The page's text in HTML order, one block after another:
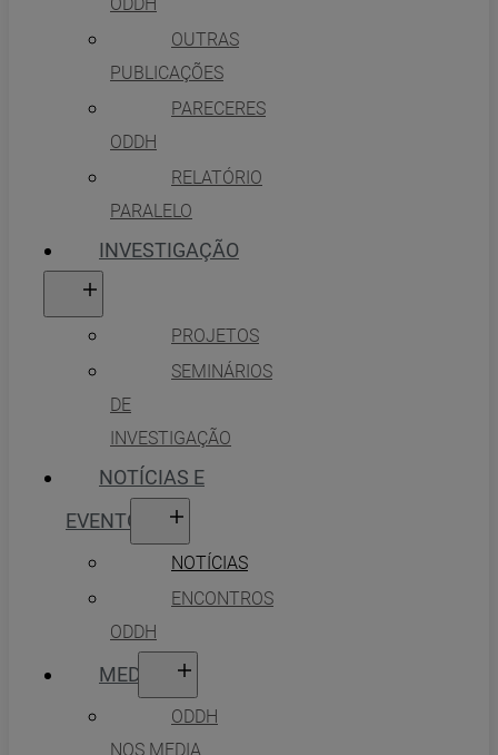
OUTRAS
PUBLICAÇÕES
PARECERES
ODDH
RELATÓRIO
PARALELO
INVESTIGAÇÃO
PROJETOS
SEMINÁRIOS
DE
INVESTIGAÇÃO
NOTÍCIAS E
EVENTOS
NOTÍCIAS
ENCONTROS
ODDH
MEDIA
ODDH
NOS MEDIA